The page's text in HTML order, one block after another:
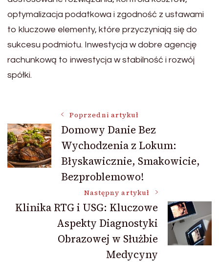
optymalizacja podatkowa i zgodność z ustawami
to kluczowe elementy, które przyczyniają się do
sukcesu podmiotu. Inwestycja w dobre agencję
rachunkową to inwestycja w stabilność i rozwój
spółki.
Nawigacja
wpisu
Poprzedni artykuł
Domowy Danie Bez
Wychodzenia z Lokum:
Błyskawicznie, Smakowicie,
Bezproblemowo!
Następny artykuł
Klinika RTG i USG: Kluczowe
Aspekty Diagnostyki
Obrazowej w Służbie
Medycyny